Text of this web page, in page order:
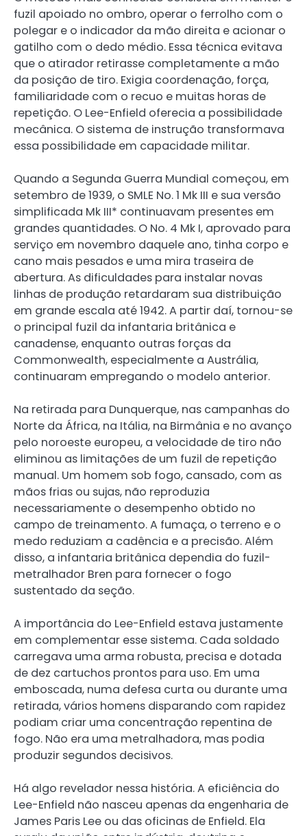
fuzil apoiado no ombro, operar o ferrolho com o
polegar e o indicador da mão direita e acionar o
gatilho com o dedo médio. Essa técnica evitava
que o atirador retirasse completamente a mão
da posição de tiro. Exigia coordenação, força,
familiaridade com o recuo e muitas horas de
repetição. O Lee-Enfield oferecia a possibilidade
mecânica. O sistema de instrução transformava
essa possibilidade em capacidade militar.
Quando a Segunda Guerra Mundial começou, em
setembro de 1939, o SMLE No. 1 Mk III e sua versão
simplificada Mk III* continuavam presentes em
grandes quantidades. O No. 4 Mk I, aprovado para
serviço em novembro daquele ano, tinha corpo e
cano mais pesados e uma mira traseira de
abertura. As dificuldades para instalar novas
linhas de produção retardaram sua distribuição
em grande escala até 1942. A partir daí, tornou-se
o principal fuzil da infantaria britânica e
canadense, enquanto outras forças da
Commonwealth, especialmente a Austrália,
continuaram empregando o modelo anterior.
Na retirada para Dunquerque, nas campanhas do
Norte da África, na Itália, na Birmânia e no avanço
pelo noroeste europeu, a velocidade de tiro não
eliminou as limitações de um fuzil de repetição
manual. Um homem sob fogo, cansado, com as
mãos frias ou sujas, não reproduzia
necessariamente o desempenho obtido no
campo de treinamento. A fumaça, o terreno e o
medo reduziam a cadência e a precisão. Além
disso, a infantaria britânica dependia do fuzil-
metralhador Bren para fornecer o fogo
sustentado da seção.
A importância do Lee-Enfield estava justamente
em complementar esse sistema. Cada soldado
carregava uma arma robusta, precisa e dotada
de dez cartuchos prontos para uso. Em uma
emboscada, numa defesa curta ou durante uma
retirada, vários homens disparando com rapidez
podiam criar uma concentração repentina de
fogo. Não era uma metralhadora, mas podia
produzir segundos decisivos.
Há algo revelador nessa história. A eficiência do
Lee-Enfield não nasceu apenas da engenharia de
James Paris Lee ou das oficinas de Enfield. Ela